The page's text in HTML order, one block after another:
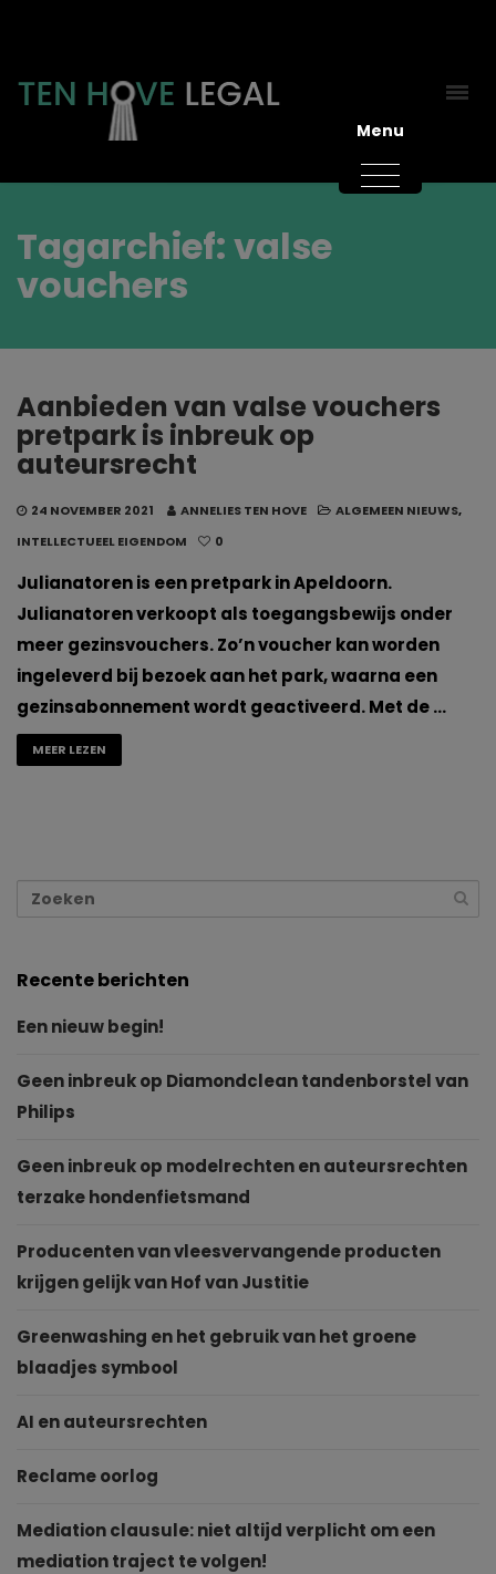
Tagarchief: valse
vouchers
Aanbieden van valse vouchers
pretpark is inbreuk op
auteursrecht
24 NOVEMBER 2021 ANNELIES TEN HOVE ALGEMEEN NIEUWS,
INTELLECTUEEL EIGENDOM
0
Julianatoren is een pretpark in Apeldoorn.
Julianatoren verkoopt als toegangsbewijs onder
meer gezinsvouchers. Zo’n voucher kan worden
ingeleverd bij bezoek aan het park, waarna een
gezinsabonnement wordt geactiveerd. Met de …
MEER LEZEN
Recente berichten
Een nieuw begin!
Geen inbreuk op Diamondclean tandenborstel van
Philips
Geen inbreuk op modelrechten en auteursrechten
terzake hondenfietsmand
Producenten van vleesvervangende producten
krijgen gelijk van Hof van Justitie
Greenwashing en het gebruik van het groene
blaadjes symbool
AI en auteursrechten
Reclame oorlog
Mediation clausule: niet altijd verplicht om een
mediation traject te volgen!
Menu